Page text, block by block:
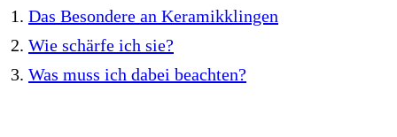
Das Besondere an Keramikklingen
Wie schärfe ich sie?
Was muss ich dabei beachten?